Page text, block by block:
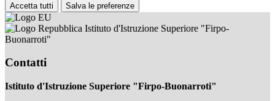
Accetta tutti Salva le preferenze
Istituto d'Istruzione Superiore "Firpo-
Buonarroti"
Contatti
Istituto d'Istruzione Superiore "Firpo-Buonarroti"